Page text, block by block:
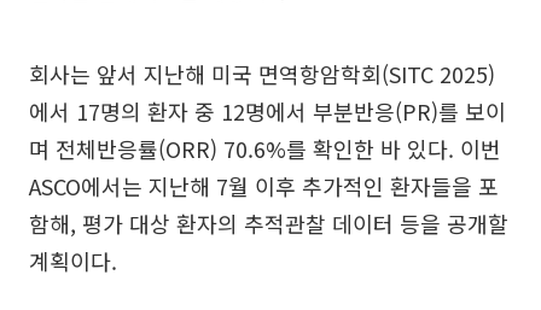
회사는 앞서 지난해 미국 면역항암학회(SITC 2025)
에서 17명의 환자 중 12명에서 부분반응(PR)를 보이
며 전체반응률(ORR) 70.6%를 확인한 바 있다. 이번
ASCO에서는 지난해 7월 이후 추가적인 환자들을 포
함해, 평가 대상 환자의 추적관찰 데이터 등을 공개할
계획이다.